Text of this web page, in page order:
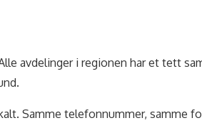
avdelinger i regionen har et tett
Samme telefonnummer, samme